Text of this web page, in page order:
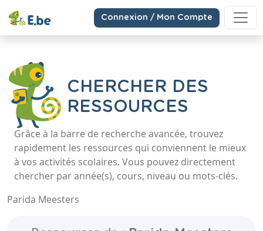
Connexion / Mon Compte
CHERCHER DES
RESSOURCES
Grâce à la barre de recherche avancée, trouvez
rapidement les ressources qui conviennent le mieux
à vos activités scolaires. Vous pouvez directement
chercher par année(s), cours, niveau ou mots-clés.
Parida Meesters